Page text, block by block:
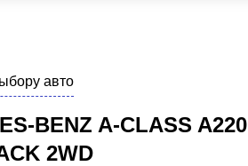
авто
BENZ A-CLASS A220
2WD